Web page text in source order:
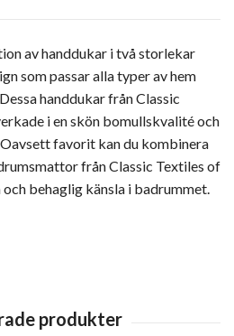
av handdukar i två storlekar
som passar alla typer av hem
handdukar från Classic
i en skön bomullskvalité och
favorit kan du kombinera
från Classic Textiles of
behaglig känsla i badrummet.